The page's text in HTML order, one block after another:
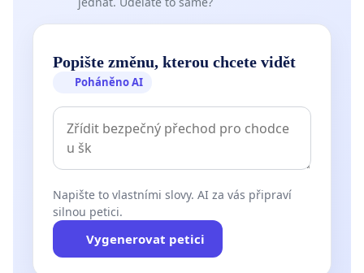
Popište změnu, kterou chcete vidět
Poháněno AI
Napište to vlastními slovy. AI za vás připraví
silnou petici.
Vygenerovat petici